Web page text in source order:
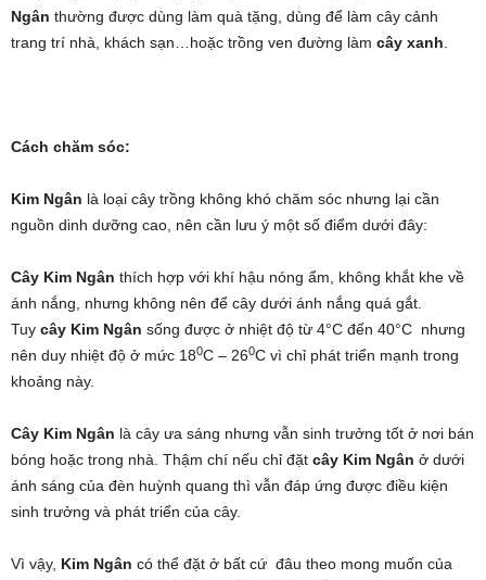
Ngân thường được dùng làm quà tặng, dùng để làm cây cảnh
trang trí nhà, khách sạn…hoặc trồng ven đường làm cây xanh
Cách chăm sóc:
Kim Ngân là loại cây trồng không khó chăm sóc nhưng lại cần
nguồn dinh dưỡng cao, nên cần lưu ý một số điểm dưới đây:
Cây Kim Ngân thích hợp với khí hậu nóng ẩm, không khắt khe về
ánh nắng, nhưng không nên để cây dưới ánh nắng quá gắt.
Tuy cây Kim Ngân sống được ở nhiệt độ từ 4°C đến 40°C nhưng
nên duy nhiệt độ ở mức 180C – 260C vì chỉ phát triển mạnh trong
khoảng này.
Cây Kim Ngân là cây ưa sáng nhưng vẫn sinh trưởng tốt ở nơi bán
bóng hoặc trong nhà. Thậm chí nếu chỉ đặt cây Kim Ngân ở dưới
ánh sáng của đèn huỳnh quang thì vẫn đáp ứng được điều kiện
sinh trưởng và phát triển của cây.
Vì vậy, Kim Ngân có thể đặt ở bất cứ đâu theo mong muốn của